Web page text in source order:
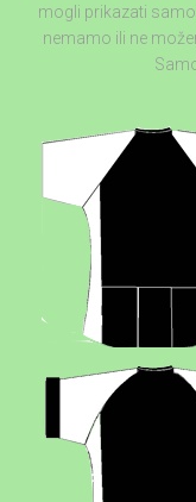
mogli prikazati
nemamo ili ne